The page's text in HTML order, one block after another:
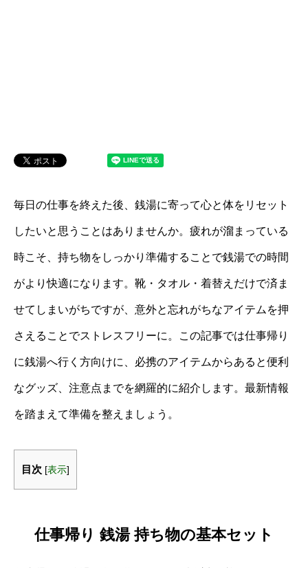
毎日の仕事を終えた後、銭湯に寄って心と体をリセット
したいと思うことはありませんか。疲れが溜まっている
時こそ、持ち物をしっかり準備することで銭湯での時間
がより快適になります。靴・タオル・着替えだけで済ま
せてしまいがちですが、意外と忘れがちなアイテムを押
さえることでストレスフリーに。この記事では仕事帰り
に銭湯へ行く方向けに、必携のアイテムからあると便利
なグッズ、注意点までを網羅的に紹介します。最新情報
を踏まえて準備を整えましょう。
目次 [表示]
仕事帰り 銭湯 持ち物の基本セット